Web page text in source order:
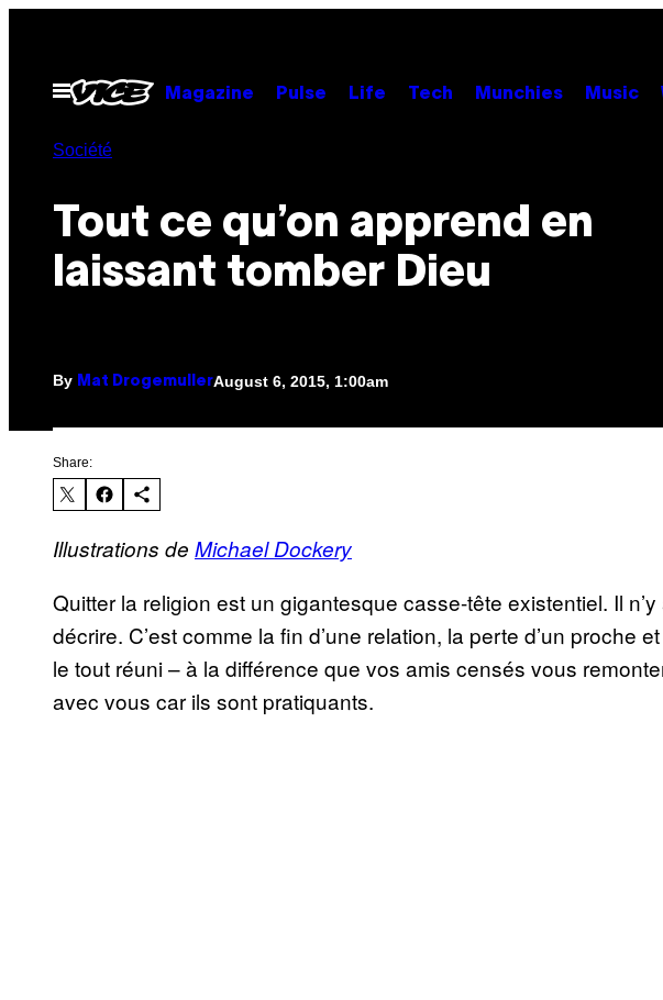
contentOpen
Menu
Magazine Pulse Life Tech Munchies Music
Société
Tout ce qu’on apprend en
laissant tomber Dieu
By Mat DrogemullerAugust 6, 2015, 1:00am
Share:
Illustrations de Michael Dockery
Quitter la religion est un gigantesque casse-tête existentiel. Il
décrire. C’est comme la fin d’une relation, la perte d’un proche
le tout réuni – à la différence que vos amis censés vous
avec vous car ils sont pratiquants.